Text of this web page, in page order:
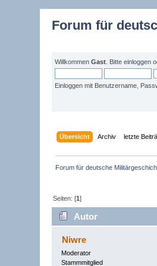
Forum für
WillkommenGast . Bitteeinloggen
Einloggen mit Benutzername,
Übersicht Archiv letzte
Forum für deutsche
Seiten: [1]
Autor
Niwre
Moderator
Stammmitglied